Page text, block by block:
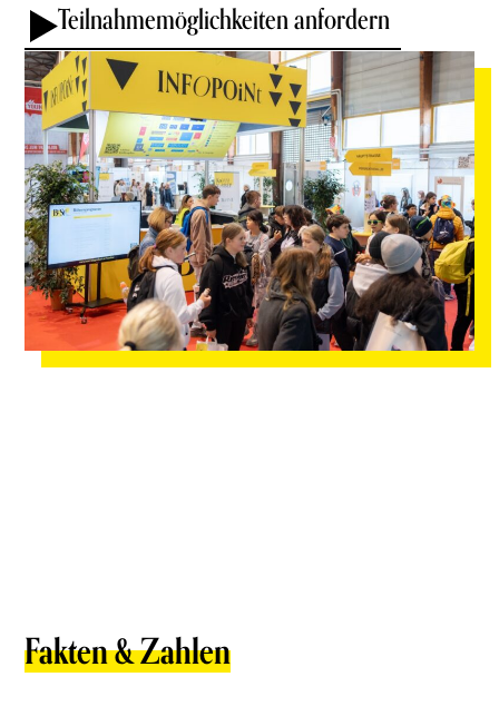
Teilnahmemöglichkeiten anfordern
Fakten & Zahlen